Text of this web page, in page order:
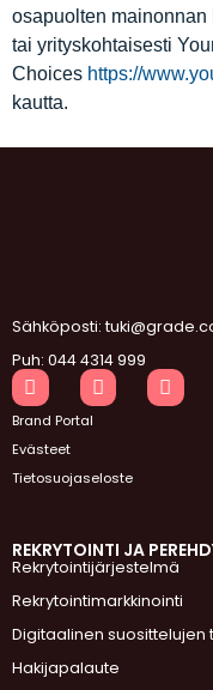
osapuolten
tai yrityskohtaisesti
Choices https://
kautta.
Sähköposti:
Puh: 044 4314 999
Brand Portal
Evästeet
Tietosuojaseloste
REKRYTOINTI JA
Rekrytointijärjestelmä
Rekrytointimarkkinointi
Digitaalinen suosittelujen
Hakijapalaute